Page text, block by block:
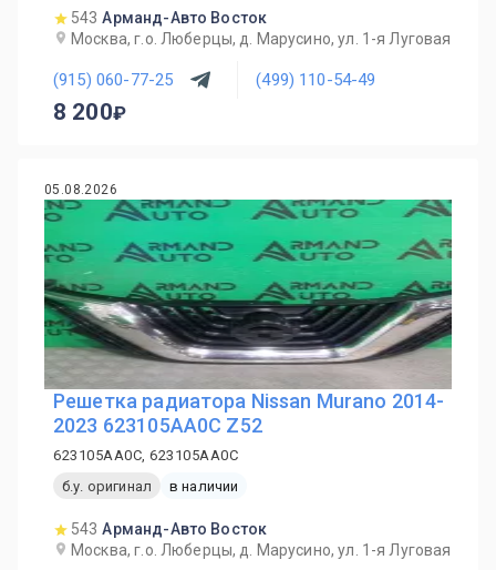
543 Арманд-Авто Восток
Москва, г.о. Люберцы, д. Марусино, ул. 1-я Луговая
(915) 060-77-25 (499) 110-54-49
8 200
05.08.2026
Решетка радиатора Nissan Murano 2014-
2023 623105AA0C Z52
623105AA0C, 623105AA0C
б.у. оригинал
в наличии
543 Арманд-Авто Восток
Москва, г.о. Люберцы, д. Марусино, ул. 1-я Луговая